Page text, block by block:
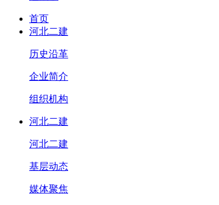
首页
河北二建
历史沿革
企业简介
组织机构
河北二建
河北二建
基层动态
媒体聚焦